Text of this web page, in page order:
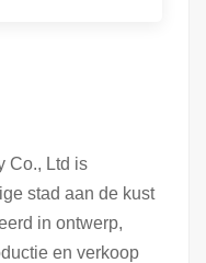
Co., Ltd is
stad aan de kust
in ontwerp,
en verkoop